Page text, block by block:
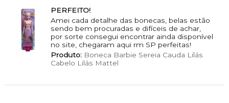
PERFEITO!
Amei cada detalhe das bonecas, belas estão
sendo bem procuradas e difíceis de achar,
por sorte consegui encontrar ainda disponível
no site, chegaram aqui rm SP perfeitas!
Produto:Boneca Barbie Sereia Cauda Lilás
Cabelo Lilás Mattel